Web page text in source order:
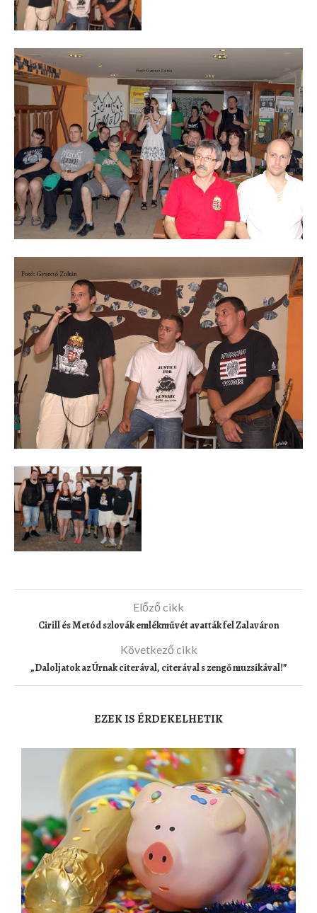
Előző cikk
Cirill és Metód szlovák emlékművét avatták fel Zalaváron
Következő cikk
„Daloljatok az Úrnak citerával, citerával s zengő muzsikával!”
EZEK IS ÉRDEKELHETIK